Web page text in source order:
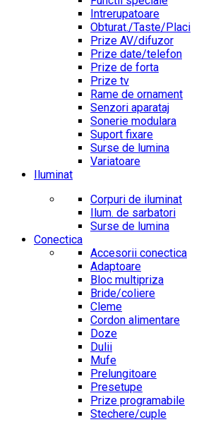
Intrerupatoare
Obturat./Taste/Placi
Prize AV/difuzor
Prize date/telefon
Prize de forta
Prize tv
Rame de ornament
Senzori aparataj
Sonerie modulara
Suport fixare
Surse de lumina
Variatoare
Iluminat
Corpuri de iluminat
Ilum. de sarbatori
Surse de lumina
Conectica
Accesorii conectica
Adaptoare
Bloc multipriza
Bride/coliere
Cleme
Cordon alimentare
Doze
Dulii
Mufe
Prelungitoare
Presetupe
Prize programabile
Stechere/cuple